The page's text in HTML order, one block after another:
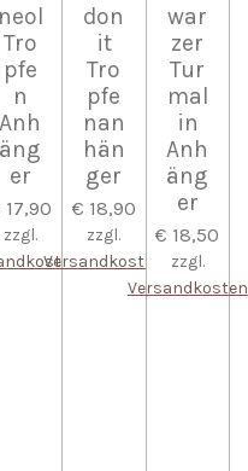
neol
Tro
pfe
n
Anh
äng
er
17,90
zzgl.
don
it
Tro
pfe
nan
hän
ger
€ 18,90
zzgl.
Versandkosten
war
zer
Tur
mal
in
Anh
äng
er
€ 18,50
zzgl.
Versandkosten